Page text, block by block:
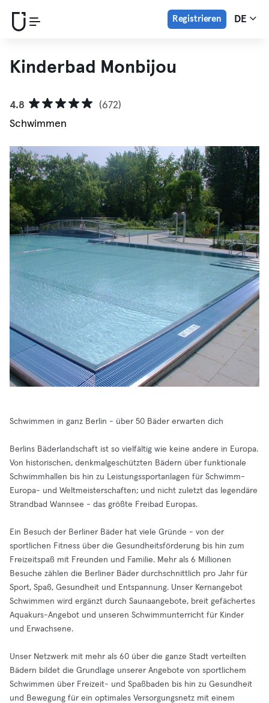
Registrieren DE
Kinderbad Monbijou
4.8
(672)
Schwimmen
Schwimmen in ganz Berlin - über 50 Bäder erwarten dich
Berlins Bäderlandschaft ist so vielfältig wie keine andere in Europa.
Von historischen, denkmalgeschützten Bädern über funktionale
Schwimmhallen bis hin zu Leistungssportanlagen für Schwimm-
Europa- und Weltmeisterschaften; und nicht zuletzt das legendäre
Strandbad Wannsee - das größte Freibad Europas.
Ein Besuch der Berliner Bäder hat viele Gründe - von der
sportlichen Fitness über die Gesundheitsförderung bis hin zum
Freizeitspaß mit Freunden und Familie. Mehr als 6 Millionen
Besuche zählen die Berliner Bäder durchschnittlich pro Jahr für
Sport, Spaß, Gesundheit und Entspannung. Unser Kernangebot
Schwimmen wird ergänzt durch Saunaangebote, breit gefächertes
Aquakurs-Angebot und unseren Schwimmunterricht für Kinder
und Erwachsene.
Unser Netzwerk mit mehr als 60 über die ganze Stadt verteilten
Bädern bildet die Grundlage unserer Angebote von sportlichem
Schwimmen über Freizeit- und Spaßbaden bis hin zu Gesundheit
und Bewegung für ein optimales Versorgungsnetz mit einem